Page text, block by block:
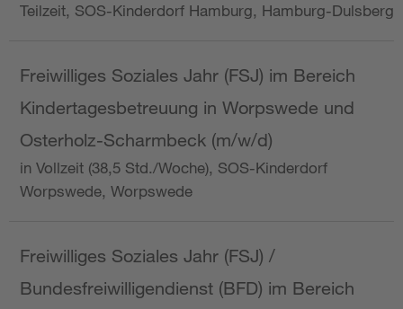
Teilzeit, SOS-Kinderdorf Hamburg, Hamburg-Dulsberg
Freiwilliges Soziales Jahr (FSJ) im Bereich
Kindertagesbetreuung in Worpswede und
Osterholz-Scharmbeck (m/w/d)
in Vollzeit (38,5 Std./Woche), SOS-Kinderdorf
Worpswede, Worpswede
Freiwilliges Soziales Jahr (FSJ) /
Bundesfreiwilligendienst (BFD) im Bereich